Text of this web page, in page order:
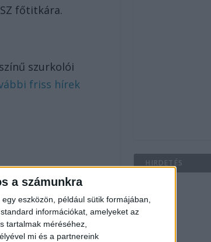
a számunkra
eszközön, például sütik formájában,
információkat, amelyeket az
tartalmak méréséhez,
mi és a partnereink
főtitkára.
szurkolói
friss hírek
HIRDETÉS